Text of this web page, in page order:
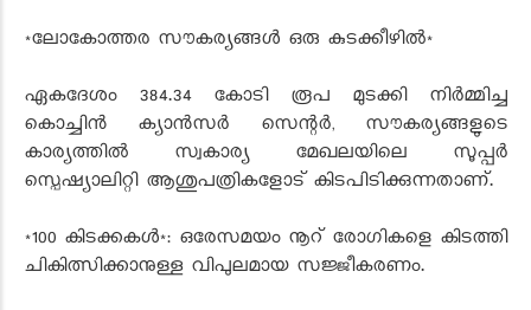
*ലോകോത്തര സൗകര്യങ്ങൾ ഒരു കുടക്കീഴിൽ*
ഏകദേശം 384.34 കോടി രൂപ മുടക്കി നിർമ്മിച്ച
കൊച്ചിൻ ക്യാൻസർ സെന്റർ, സൗകര്യങ്ങളുടെ
കാര്യത്തിൽ സ്വകാര്യ മേഖലയിലെ സൂപ്പർ
സ്പെഷ്യാലിറ്റി ആശുപത്രികളോട് കിടപിടിക്കുന്നതാണ്.
*100 കിടക്കകൾ*: ഒരേസമയം നൂറ് രോഗികളെ കിടത്തി
ചികിത്സിക്കാനുള്ള വിപുലമായ സജ്ജീകരണം.